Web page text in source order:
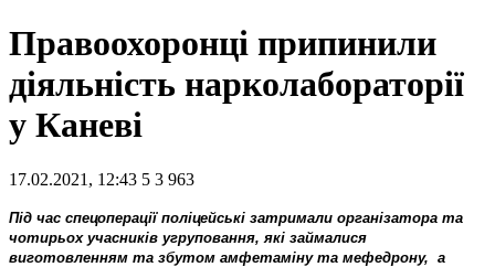
Правоохоронці припинили
діяльність нарколабораторії
у Каневі
17.02.2021, 12:43 5 3 963
Під час спецоперації поліцейські затримали організатора та
чотирьох учасників угруповання, які займалися
виготовленням та збутом амфетаміну та мефедрону, а